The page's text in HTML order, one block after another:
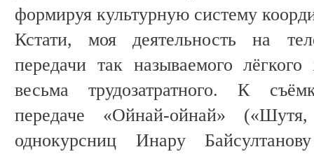
формируя культурную систему
Кстати, моя деятельность на
передачи так называемого
весьма трудозатратного. К
передаче «Ойнай-ойнай»
однокурсниц Инару